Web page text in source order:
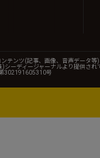
ンテンツ(記事、画像、音声データ
ーディージャーナルより提供され
302191605310号